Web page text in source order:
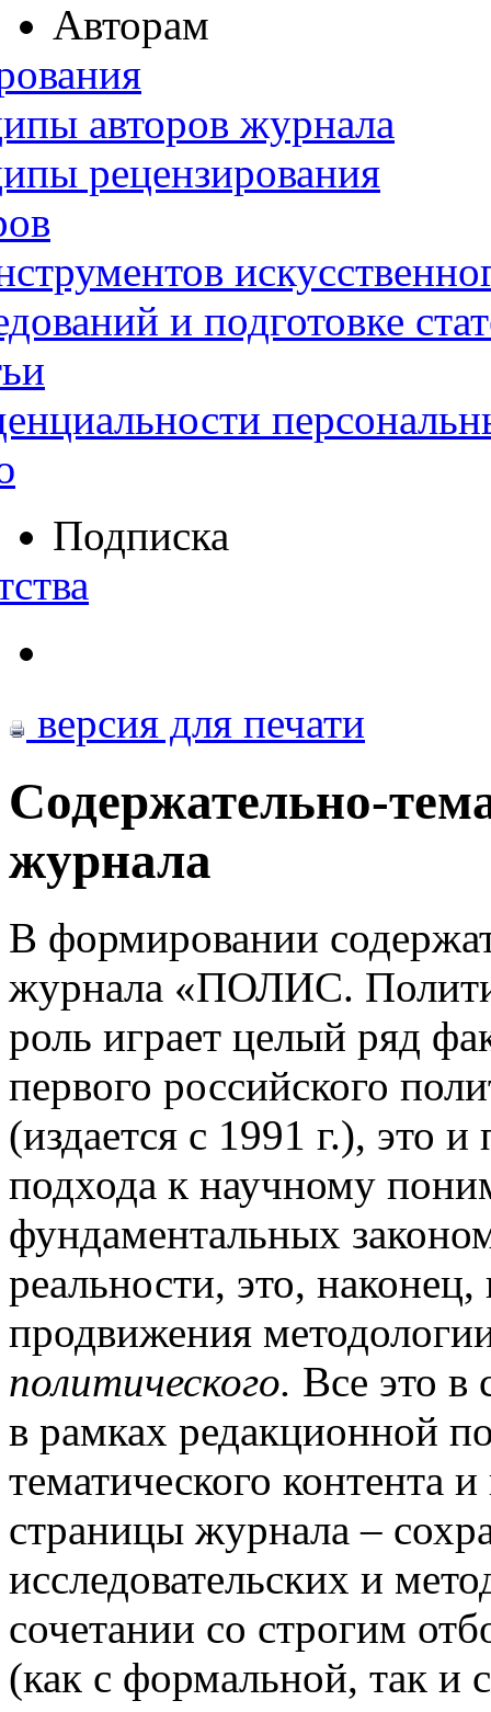
Авторам
авторов журнала
рецензирования
и подготовке
Подписка
версия для печати
Содержательно-
журнала
В формировании
журнала «ПОЛИС.
роль играет целый ряд
первого российского
(издается с 1991 г.), это
подхода к научному
фундаментальных
реальности, это,
продвижения
политического. Все это в
в рамках редакционной
тематического контента
страницы журнала –
исследовательских и
сочетании со строгим
(как с формальной, так и